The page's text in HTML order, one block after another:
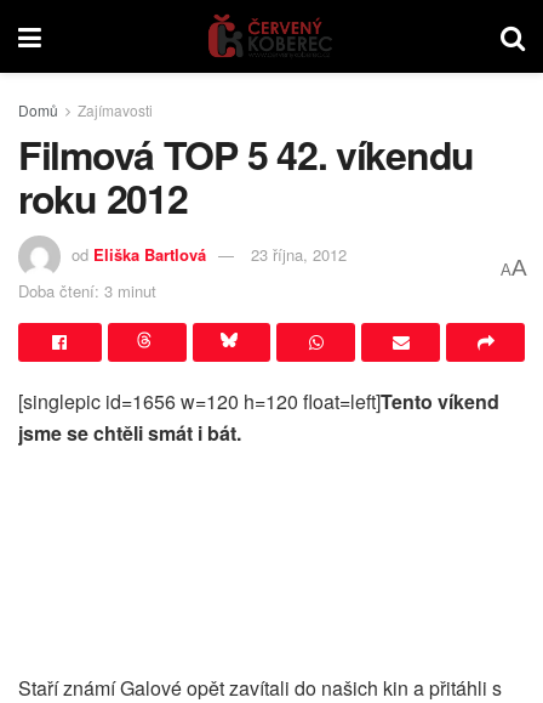
Domů Zajímavosti
Filmová TOP 5 42. víkendu
roku 2012
od Eliška Bartlová
23 října, 2012
Doba čtení: 3 minut
AA
[singlepic id=1656 w=120 h=120 float=left]Tento víkend
jsme se chtěli smát i bát.
Staří známí Galové opět zavítali do našich kin a přitáhli s